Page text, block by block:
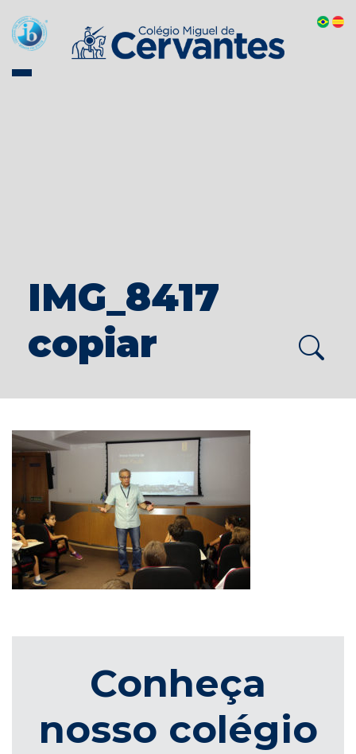
IMG_8417
copiar
Conheça
nosso colégio